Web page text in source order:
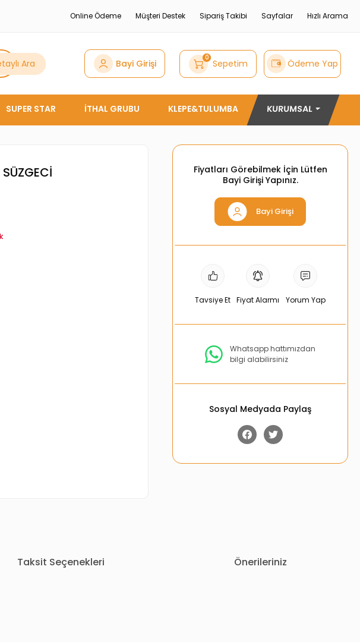
Online Ödeme Müşteri Destek Sipariş Takibi Sayfalar Hızlı Arama
Ara Bayi Girişi 0 Sepetim Ödeme Yap
SUPER STAR İTHAL GRUBU KLEPE&TULUMBA KURUMSAL
Fiyatları Görebilmek İçin Lütfen
Bayi Girişi Yapınız.
Bayi Girişi
Tavsiye Et Fiyat Alarmı Yorum Yap
Whatsapp hattımızdan
bilgi alabilirsiniz
Sosyal Medyada Paylaş
Taksit Seçenekleri Önerileriniz